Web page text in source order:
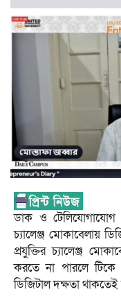
ডাক ও টেলিযোগাযোগ
চ্যালেঞ্জ মোকাবেলায়
প্রযুক্তির চ্যালেঞ্জ
করতে না পারলে
ডিজিটাল দক্ষতা থাকতেই